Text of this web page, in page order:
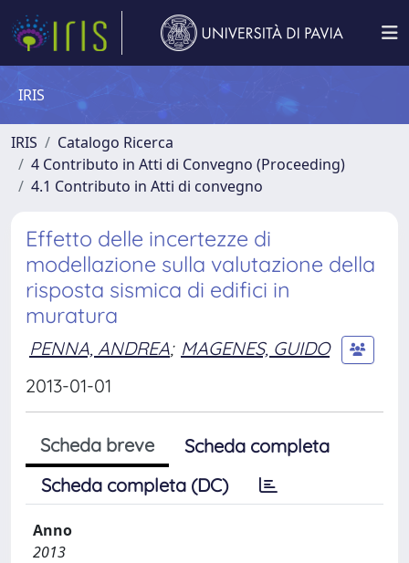
IRIS
IRIS
Catalogo Ricerca
4 Contributo in Atti di Convegno (Proceeding)
4.1 Contributo in Atti di convegno
Effetto delle incertezze di
modellazione sulla valutazione della
risposta sismica di edifici in
muratura
PENNA, ANDREA; MAGENES, GUIDO
2013-01-01
Scheda breve
Scheda completa
Scheda completa (DC)
Anno
2013